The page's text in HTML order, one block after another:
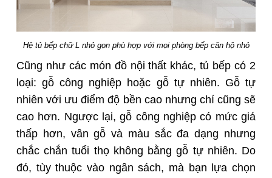
Hệ tủ bếp chữ L nhỏ gọn phù hợp với mọi phòng bếp căn hộ nhỏ
Cũng như các món đồ nội thất khác, tủ bếp có 2
loại: gỗ công nghiệp hoặc gỗ tự nhiên. Gỗ tự
nhiên với ưu điểm độ bền cao nhưng chí cũng sẽ
cao hơn. Ngược lại, gỗ công nghiệp có mức giá
thấp hơn, vân gỗ và màu sắc đa dạng nhưng
chắc chắn tuổi thọ không bằng gỗ tự nhiên. Do
đó, tùy thuộc vào ngân sách, mà bạn lựa chọn